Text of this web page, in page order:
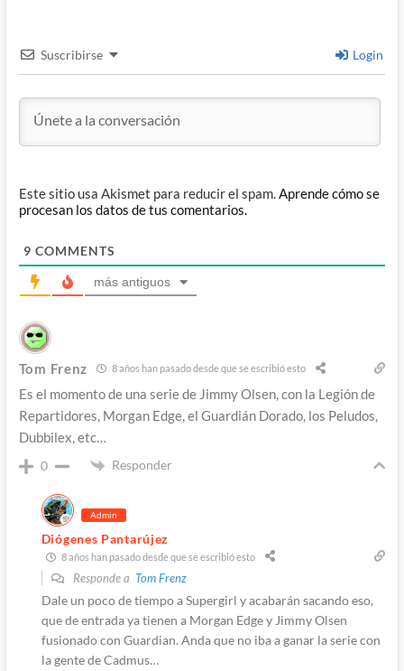
Suscribirse Login
Este sitio usa Akismet para reducir el spam. Aprende cómo se
procesan los datos de tus comentarios.
9 COMMENTS
más antiguos
Tom Frenz 8 años han pasado desde que se escribió esto
Es el momento de una serie de Jimmy Olsen, con la Legión de
Repartidores, Morgan Edge, el Guardián Dorado, los Peludos,
Dubbilex, etc…
0 Responder
Admin
Diógenes Pantarújez
8 años han pasado desde que se escribió esto
Responde a Tom Frenz
Dale un poco de tiempo a Supergirl y acabarán sacando eso,
que de entrada ya tienen a Morgan Edge y Jimmy Olsen
fusionado con Guardian. Anda que no iba a ganar la serie con
la gente de Cadmus…